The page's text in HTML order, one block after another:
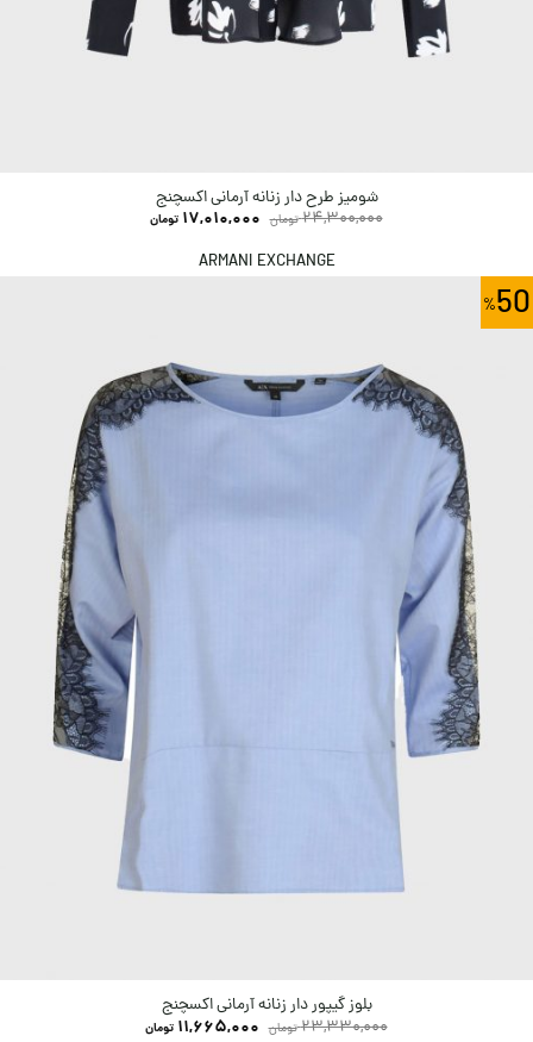
شومیز طرح دار زنانه آرمانی اکسچنج
24,300,000 تومان 17,010,000 تومان
ARMANI EXCHANGE
50
بلوز گیپور دار زنانه آرمانی اکسچنج
23,330,000 تومان 11,665,000 تومان